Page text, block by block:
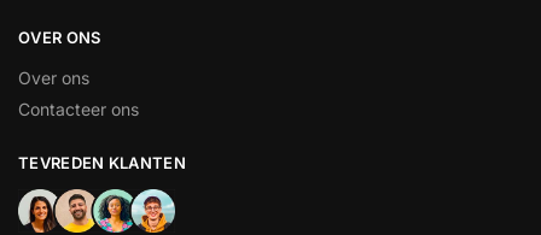
OVER ONS
Over ons
Contacteer ons
TEVREDEN KLANTEN